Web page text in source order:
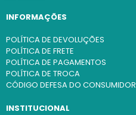
INFORMAÇÕES
POLÍTICA DE DEVOLUÇÕES
POLÍTICA DE FRETE
POLÍTICA DE PAGAMENTOS
POLÍTICA DE TROCA
CÓDIGO DEFESA DO CONSUMIDOR
INSTITUCIONAL